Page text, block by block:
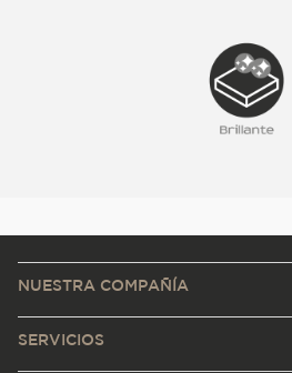
NUESTRA COMPAÑÍA
SERVICIOS